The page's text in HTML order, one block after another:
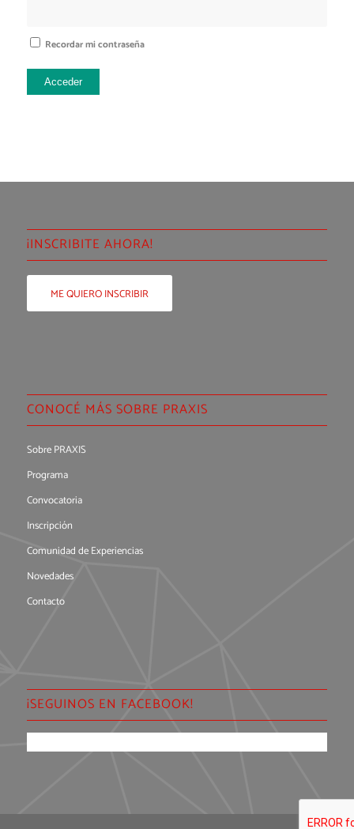
Recordar mi contraseña
Acceder
¡INSCRIBITE AHORA!
ME QUIERO INSCRIBIR
CONOCÉ MÁS SOBRE PRAXIS
Sobre PRAXIS
Programa
Convocatoria
Inscripción
Comunidad de Experiencias
Novedades
Contacto
¡SEGUINOS EN FACEBOOK!